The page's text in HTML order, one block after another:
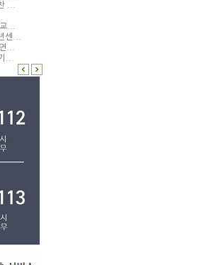
...
...
센...
...
...